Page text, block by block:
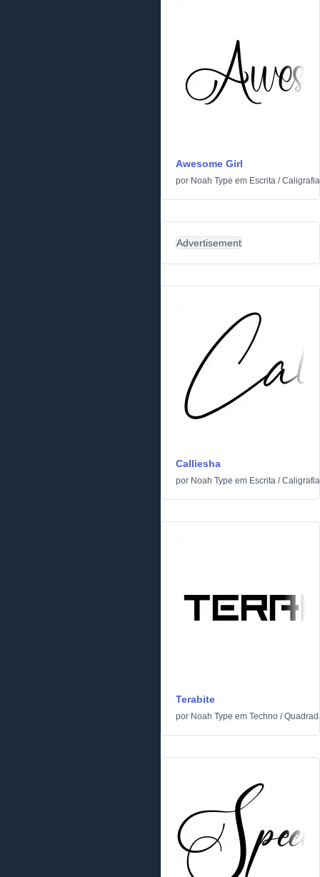
Awesome Girl
por Noah Type em Escrita /Caligrafia
Advertisement
Calliesha
por Noah Type em Escrita /Caligrafia
Terabite
por Noah Type em Techno /